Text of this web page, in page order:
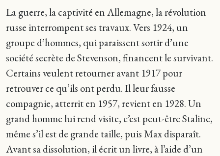
La guerre, la captivité en Allemagne, la révolution
russe interrompent ses travaux. Vers 1924, un
groupe d’hommes, qui paraissent sortir d’une
société secrète de Stevenson, financent le survivant.
Certains veulent retourner avant 1917 pour
retrouver ce qu’ils ont perdu. Il leur fausse
compagnie, atterrit en 1957, revient en 1928. Un
grand homme lui rend visite, c’est peut-être Staline,
même s’il est de grande taille, puis Max disparaît.
Avant sa dissolution, il écrit un livre, à l’aide d’un